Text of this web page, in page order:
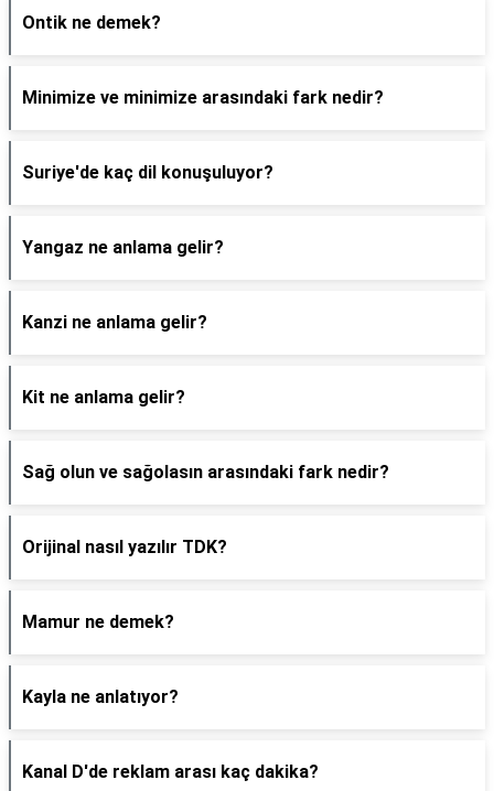
Ontik ne demek?
Minimize ve minimize arasındaki fark nedir?
Suriye'de kaç dil konuşuluyor?
Yangaz ne anlama gelir?
Kanzi ne anlama gelir?
Kit ne anlama gelir?
Sağ olun ve sağolasın arasındaki fark nedir?
Orijinal nasıl yazılır TDK?
Mamur ne demek?
Kayla ne anlatıyor?
Kanal D'de reklam arası kaç dakika?